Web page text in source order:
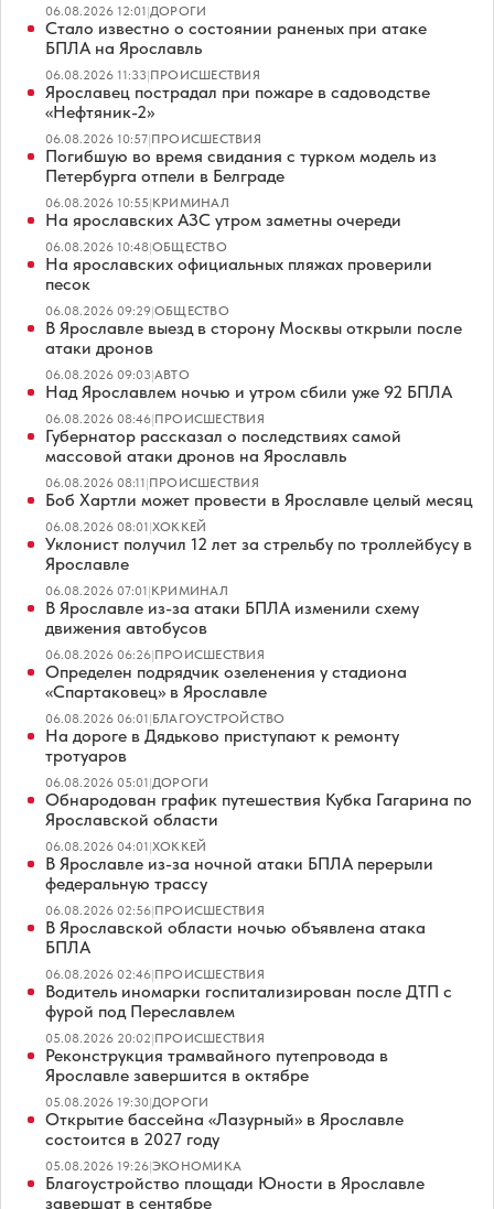
06.08.2026 12:01|ДОРОГИ
Стало известно о состоянии раненых при атаке
БПЛА на Ярославль
06.08.2026 11:33|ПРОИСШЕСТВИЯ
Ярославец пострадал при пожаре в садоводстве
«Нефтяник-2»
06.08.2026 10:57|ПРОИСШЕСТВИЯ
Погибшую во время свидания с турком модель из
Петербурга отпели в Белграде
06.08.2026 10:55|КРИМИНАЛ
На ярославских АЗС утром заметны очереди
06.08.2026 10:48|ОБЩЕСТВО
На ярославских официальных пляжах проверили
песок
06.08.2026 09:29|ОБЩЕСТВО
В Ярославле выезд в сторону Москвы открыли после
атаки дронов
06.08.2026 09:03|АВТО
Над Ярославлем ночью и утром сбили уже 92 БПЛА
06.08.2026 08:46|ПРОИСШЕСТВИЯ
Губернатор рассказал о последствиях самой
массовой атаки дронов на Ярославль
06.08.2026 08:11|ПРОИСШЕСТВИЯ
Боб Хартли может провести в Ярославле целый месяц
06.08.2026 08:01|ХОККЕЙ
Уклонист получил 12 лет за стрельбу по троллейбусу в
Ярославле
06.08.2026 07:01|КРИМИНАЛ
В Ярославле из-за атаки БПЛА изменили схему
движения автобусов
06.08.2026 06:26|ПРОИСШЕСТВИЯ
Определен подрядчик озеленения у стадиона
«Спартаковец» в Ярославле
06.08.2026 06:01|БЛАГОУСТРОЙСТВО
На дороге в Дядьково приступают к ремонту
тротуаров
06.08.2026 05:01|ДОРОГИ
Обнародован график путешествия Кубка Гагарина по
Ярославской области
06.08.2026 04:01|ХОККЕЙ
В Ярославле из-за ночной атаки БПЛА перерыли
федеральную трассу
06.08.2026 02:56|ПРОИСШЕСТВИЯ
В Ярославской области ночью объявлена атака
БПЛА
06.08.2026 02:46|ПРОИСШЕСТВИЯ
Водитель иномарки госпитализирован после ДТП с
фурой под Переславлем
05.08.2026 20:02|ПРОИСШЕСТВИЯ
Реконструкция трамвайного путепровода в
Ярославле завершится в октябре
05.08.2026 19:30|ДОРОГИ
Открытие бассейна «Лазурный» в Ярославле
состоится в 2027 году
05.08.2026 19:26|ЭКОНОМИКА
Благоустройство площади Юности в Ярославле
завершат в сентябре